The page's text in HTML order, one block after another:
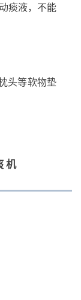
痰液，不能
头等软物垫
机